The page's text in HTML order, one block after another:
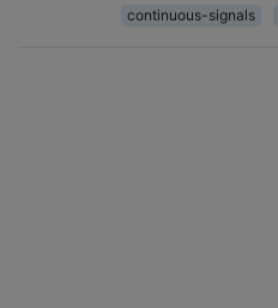
continuous-signals